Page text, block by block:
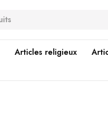
Articles religieux